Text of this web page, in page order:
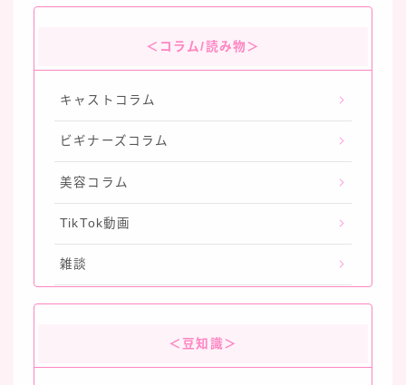
＜コラム/読み物＞
キャストコラム
ビギナーズコラム
美容コラム
TikTok動画
雑談
＜豆知識＞